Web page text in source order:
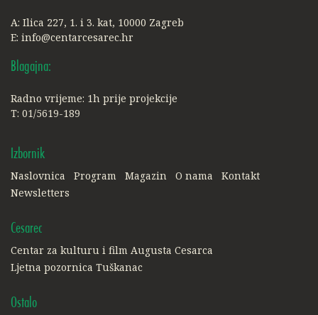
A: Ilica 227, 1. i 3. kat, 10000 Zagreb
E: info@centarcesarec.hr
Blagajna:
Radno vrijeme: 1h prije projekcije
T: 01/5619-189
Izbornik
Naslovnica Program Magazin O nama
Kontakt
Newsletters
Cesarec
Centar za kulturu i film Augusta Cesarca
Ljetna pozornica Tuškanac
Ostalo